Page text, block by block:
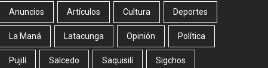
Anuncios Artículos Cultura Deportes
La Maná Latacunga Opinión Política
Pujilí Salcedo Saquisilí Sigchos